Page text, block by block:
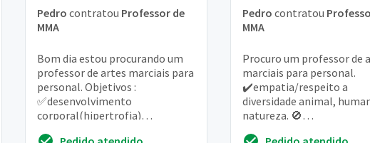
Pedro contratou Professor de
MMA
Bom dia estou procurando um
professor de artes marciais para
personal. Objetivos :
✅desenvolvimento
corporal(hipertrofia)
Pedro contratou
MMA
Procuro um professor de
marciais para personal.
✔️empatia/respeito a
diversidade animal,
natureza. 🚫